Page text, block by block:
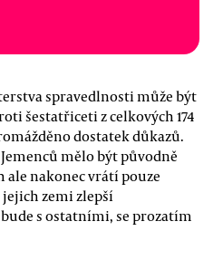
spravedlnosti může být
šestatřiceti z celkových 174
dostatek důkazů.
mělo být původně
nakonec vrátí pouze
zemi zlepší
s ostatními, se prozatím